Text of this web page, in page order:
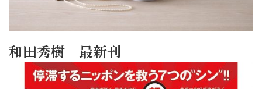
和田秀樹 最新刊